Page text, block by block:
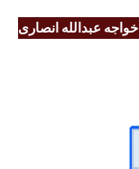
خواجه عبدالله انصاری